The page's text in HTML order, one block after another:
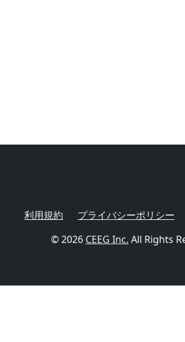
利用規約 プライバシーポリシー
© 2026 CEEG Inc. All Rights